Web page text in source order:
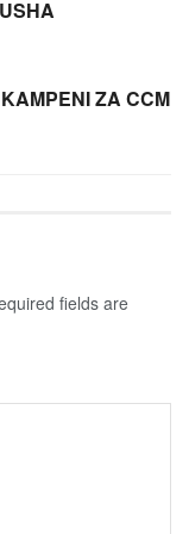
ZA CCM
fields are